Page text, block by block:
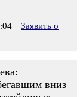
Заявить о
вниз